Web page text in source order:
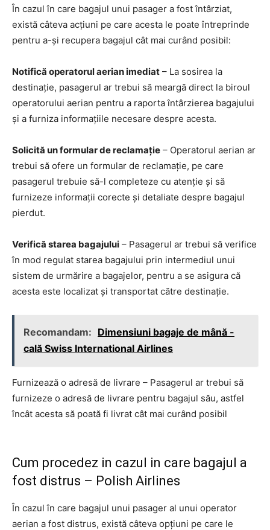
În cazul în care bagajul unui pasager a fost întârziat,
există câteva acțiuni pe care acesta le poate întreprinde
pentru a-și recupera bagajul cât mai curând posibil:
Notifică operatorul aerian imediat – La sosirea la
destinație, pasagerul ar trebui să meargă direct la biroul
operatorului aerian pentru a raporta întârzierea bagajului
și a furniza informațiile necesare despre acesta.
Solicită un formular de reclamație – Operatorul aerian ar
trebui să ofere un formular de reclamație, pe care
pasagerul trebuie să-l completeze cu atenție și să
furnizeze informații corecte și detaliate despre bagajul
pierdut.
Verifică starea bagajului – Pasagerul ar trebui să verifice
în mod regulat starea bagajului prin intermediul unui
sistem de urmărire a bagajelor, pentru a se asigura că
acesta este localizat și transportat către destinație.
Recomandam: Dimensiuni bagaje de mână -
cală Swiss International Airlines
Furnizează o adresă de livrare – Pasagerul ar trebui să
furnizeze o adresă de livrare pentru bagajul său, astfel
încât acesta să poată fi livrat cât mai curând posibil
Cum procedez in cazul in care bagajul a
fost distrus – Polish Airlines
În cazul în care bagajul unui pasager al unui operator
aerian a fost distrus, există câteva opțiuni pe care le